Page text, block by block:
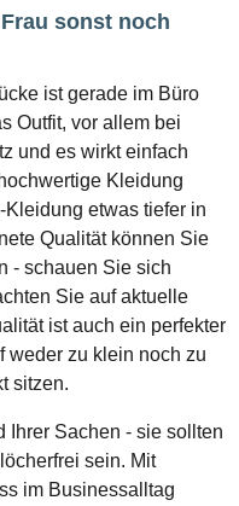
sonst noch
ist gerade im Büro
Outfit, vor allem bei
und es wirkt einfach
Kleidung
etwas tiefer in
Qualität können Sie
- schauen Sie sich
Sie auf aktuelle
ist auch ein perfekter
weder zu klein noch zu
sitzen.
Ihrer Sachen - sie sollten
sein. Mit
im Businessalltag